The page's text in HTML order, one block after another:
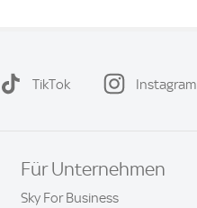
TikTok Instagram
Für Unternehmen
Sky For Business